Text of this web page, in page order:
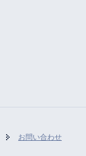
お問い合わせ